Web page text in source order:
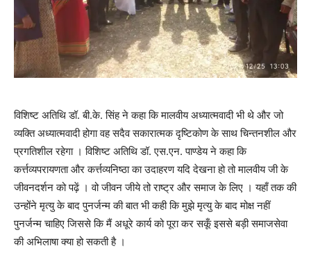
विशिष्ट अतिथि डॉ. बी.के. सिंह ने कहा कि मालवीय अध्यात्मवादी भी थे और जो
व्यक्ति अध्यात्मवादी होगा वह सदैव सकारात्मक दृष्टिकोण के साथ चिन्तनशील और
प्रगतिशील रहेगा । विशिष्ट अतिथि डॉ. एस.एन. पाण्डेय ने कहा कि
कर्त्तव्यपरायणता और कर्त्तव्यनिष्ठा का उदाहरण यदि देखना हो तो मालवीय जी के
जीवनदर्शन को पढ़ें । वो जीवन जीये तो राष्ट्र और समाज के लिए । यहाँ तक की
उन्होंने मृत्यु के बाद पुनर्जन्म की बात भी कही कि मुझे मृत्यु के बाद मोक्ष नहीं
पुनर्जन्म चाहिए जिससे कि मैं अधूरे कार्य को पूरा कर सकूँ इससे बड़ी समाजसेवा
की अभिलाषा क्या हो सकती है ।